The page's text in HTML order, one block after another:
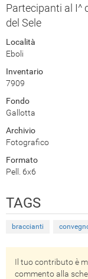
Partecipanti al I^
del Sele
Località
Eboli
Inventario
7909
Fondo
Gallotta
Archivio
Fotografico
Formato
Pell. 6x6
TAGS
braccianti
Il tuo contributo è
commento alla